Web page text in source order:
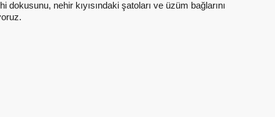
nehir kıyısındaki şatoları ve üzüm bağlarını